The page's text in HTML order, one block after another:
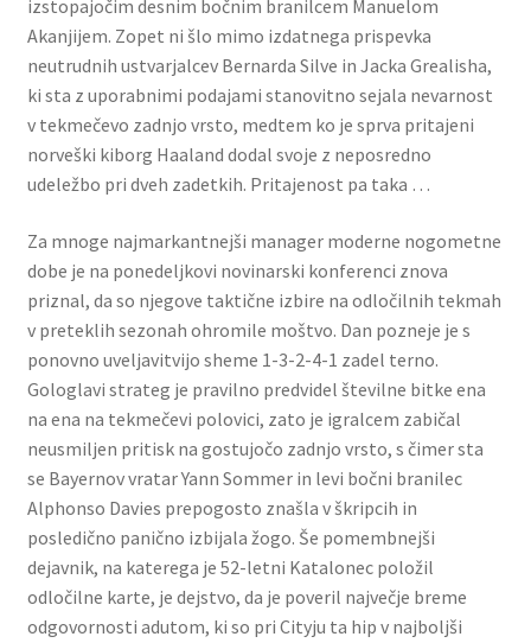
izstopajočim desnim bočnim branilcem Manuelom
Akanjijem. Zopet ni šlo mimo izdatnega prispevka
neutrudnih ustvarjalcev Bernarda Silve in Jacka Grealisha,
ki sta z uporabnimi podajami stanovitno sejala nevarnost
v tekmečevo zadnjo vrsto, medtem ko je sprva pritajeni
norveški kiborg Haaland dodal svoje z neposredno
udeležbo pri dveh zadetkih. Pritajenost pa taka …
Za mnoge najmarkantnejši manager moderne nogometne
dobe je na ponedeljkovi novinarski konferenci znova
priznal, da so njegove taktične izbire na odločilnih tekmah
v preteklih sezonah ohromile moštvo. Dan pozneje je s
ponovno uveljavitvijo sheme 1-3-2-4-1 zadel terno.
Gologlavi strateg je pravilno predvidel številne bitke ena
na ena na tekmečevi polovici, zato je igralcem zabičal
neusmiljen pritisk na gostujočo zadnjo vrsto, s čimer sta
se Bayernov vratar Yann Sommer in levi bočni branilec
Alphonso Davies prepogosto znašla v škripcih in
posledično panično izbijala žogo. Še pomembnejši
dejavnik, na katerega je 52-letni Katalonec položil
odločilne karte, je dejstvo, da je poveril največje breme
odgovornosti adutom, ki so pri Cityju ta hip v najboljši